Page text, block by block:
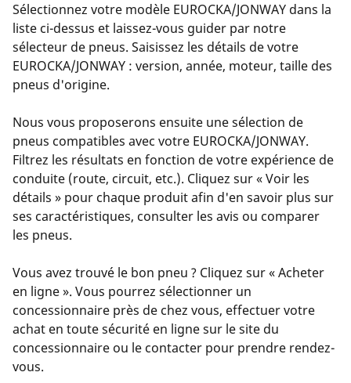
Sélectionnez votre modèle EUROCKA/JONWAY dans la
liste ci-dessus et laissez-vous guider par notre
sélecteur de pneus. Saisissez les détails de votre
EUROCKA/JONWAY : version, année, moteur, taille des
pneus d'origine.
Nous vous proposerons ensuite une sélection de
pneus compatibles avec votre EUROCKA/JONWAY.
Filtrez les résultats en fonction de votre expérience de
conduite (route, circuit, etc.). Cliquez sur « Voir les
détails » pour chaque produit afin d'en savoir plus sur
ses caractéristiques, consulter les avis ou comparer
les pneus.
Vous avez trouvé le bon pneu ? Cliquez sur « Acheter
en ligne ». Vous pourrez sélectionner un
concessionnaire près de chez vous, effectuer votre
achat en toute sécurité en ligne sur le site du
concessionnaire ou le contacter pour prendre rendez-
vous.